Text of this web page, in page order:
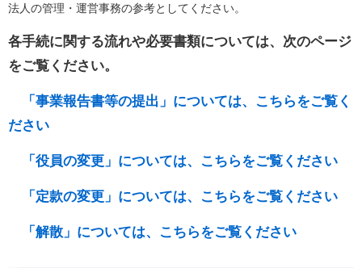
法人の管理・運営事務の参考としてください。​
各手続に関する流れや必要書類については、次のページ
をご覧ください。
「事業報告書等の提出」については、こちらをご覧く
ださい
「役員の変更」については、こちらをご覧ください
「定款の変更」については、こちらをご覧ください
「解散」については、こちらをご覧ください